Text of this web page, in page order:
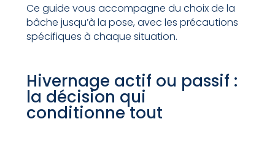
Ce guide vous accompagne du choix de la
bâche jusqu’à la pose, avec les précautions
spécifiques à chaque situation.
Hivernage actif ou passif :
la décision qui
conditionne tout